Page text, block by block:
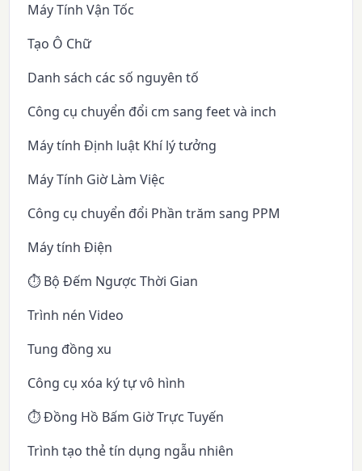
Máy Tính Vận Tốc
Tạo Ô Chữ
Danh sách các số nguyên tố
Công cụ chuyển đổi cm sang feet và inch
Máy tính Định luật Khí lý tưởng
Máy Tính Giờ Làm Việc
Công cụ chuyển đổi Phần trăm sang PPM
Máy tính Điện
⏱️ Bộ Đếm Ngược Thời Gian
Trình nén Video
Tung đồng xu
Công cụ xóa ký tự vô hình
⏱️ Đồng Hồ Bấm Giờ Trực Tuyến
Trình tạo thẻ tín dụng ngẫu nhiên